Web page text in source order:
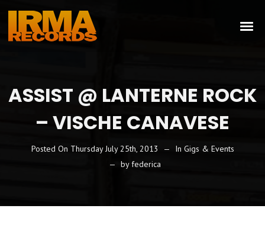
ASSIST @ LANTERNE ROCK
– VISCHE CANAVESE
Posted On Thursday July 25th, 2013 In Gigs & Events
byfederica